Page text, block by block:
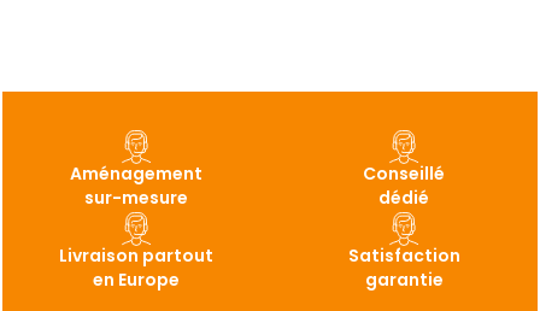
Aménagement
sur-mesure
Conseillé
dédié
Livraison partout
en Europe
Satisfaction
garantie